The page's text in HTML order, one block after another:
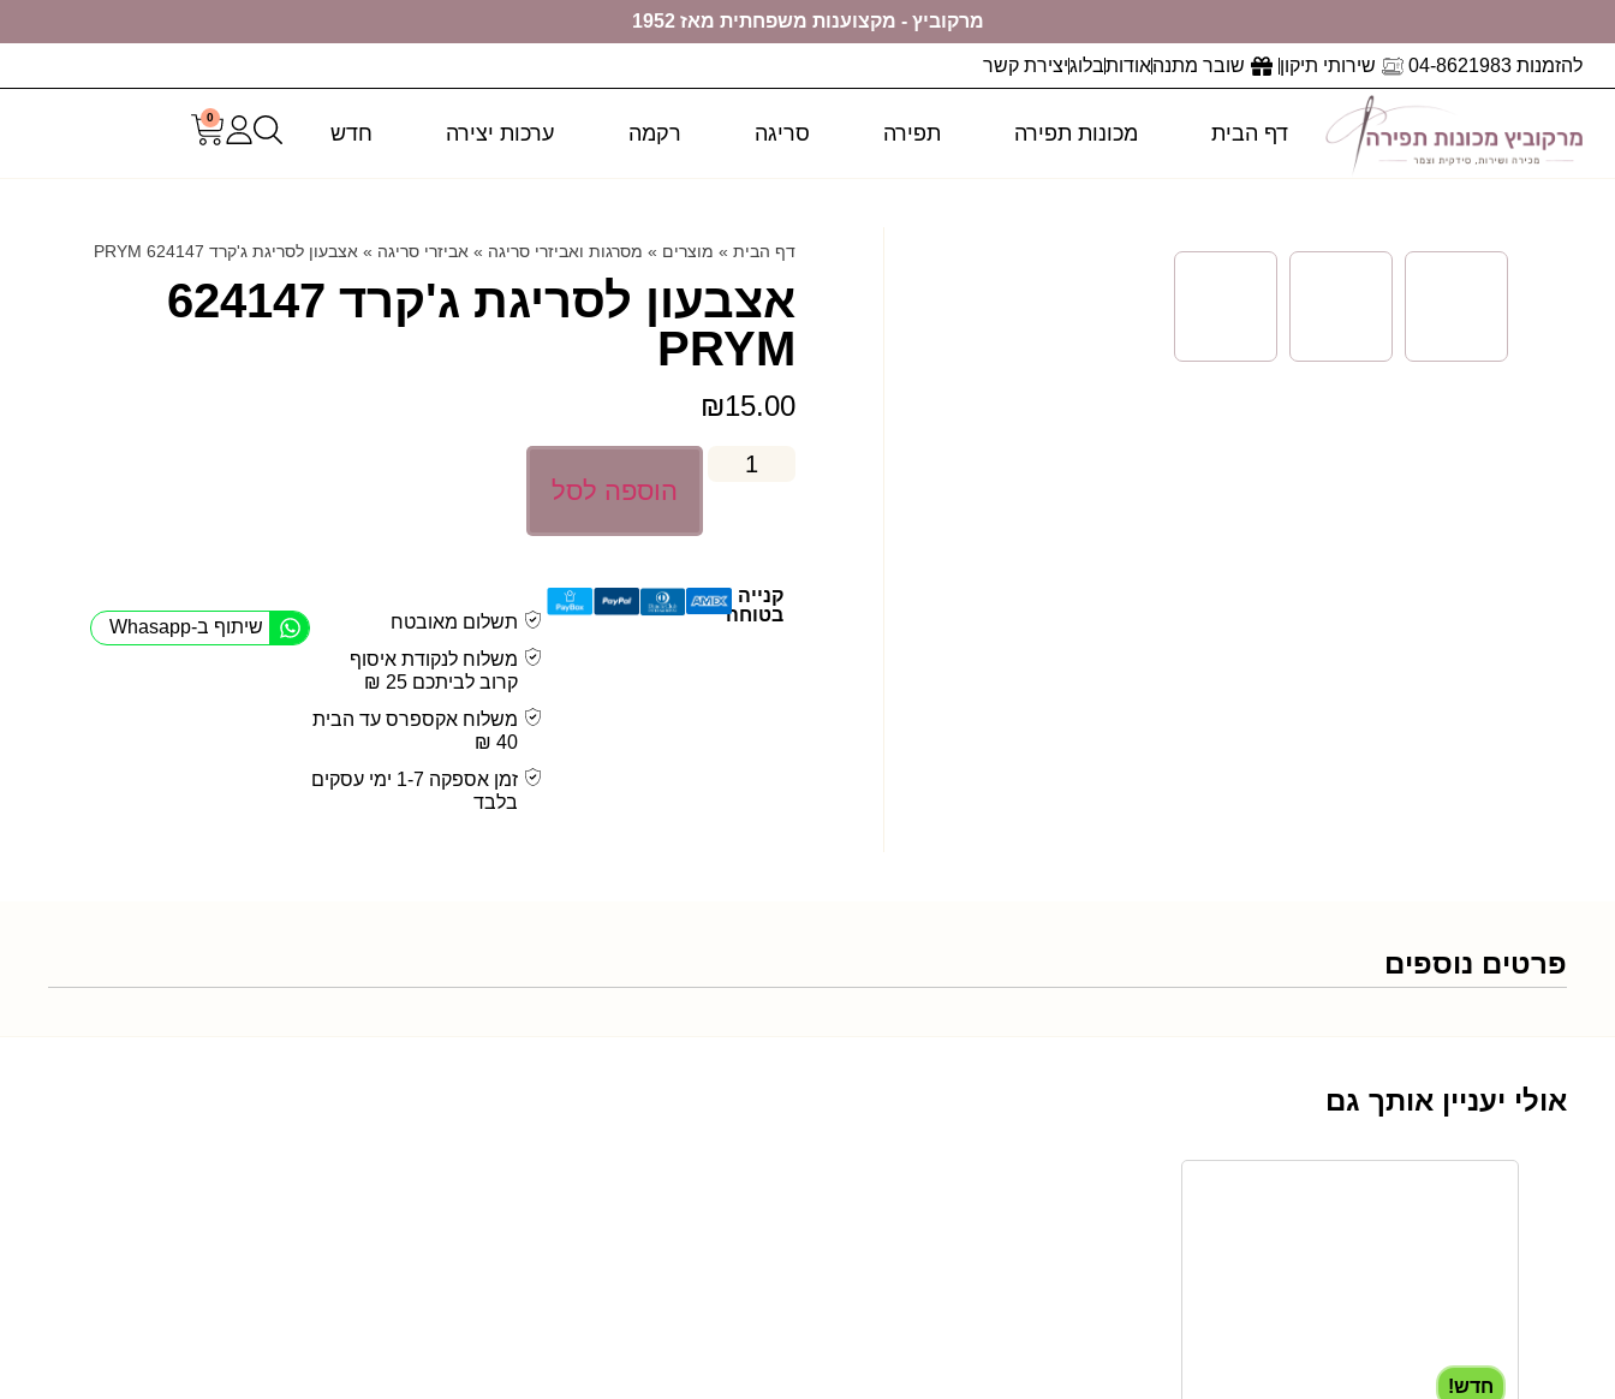
מרקוביץ - מקצוענות משפחתית מאז 1952
להזמנות 04-8621983 שירותי תיקון שובר מתנהאודותבלוגיצירת קשר
דף הבית מכונות תפירה תפירה סריגה רקמה ערכות יצירה חדש
0
דף הבית » מוצרים » מסרגות ואביזרי סריגה » אביזרי סריגה » אצבעון לסריגת ג'קרד 624147 PRYM
אצבעון לסריגת ג'קרד 624147
PRYM
₪15.00
הוספה לסל
קנייה
בטוחה
תשלום מאובטח
משלוח לנקודת איסוף
קרוב לביתכם 25 ₪
משלוח אקספרס עד הבית
40 ₪
זמן אספקה 1-7 ימי עסקים
בלבד
שיתוף ב-Whasapp
פרטים נוספים
אולי יעניין אותך גם
חדש!